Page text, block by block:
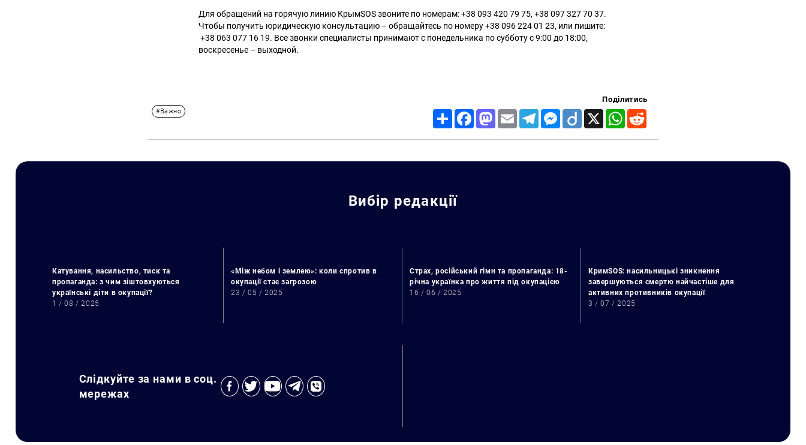
Для обращений на горячую линию КрымSOS звоните по номерам: +38 093 420 79 75, +38 097 327 70 37.
Чтобы получить юридическую консультацию – обращайтесь по номеру +38 096 224 01 23, или пишите:
+38 063 077 16 19. Все звонки специалисты принимают с понедельника по субботу с 9:00 до 18:00,
воскресенье – выходной.
#Важно
Поділитись
Share FacebookMastodon
Email TelegramMessenger
Diigo X WhatsApp
Вибір редакції
Катування, насильство, тиск та
пропаганда: з чим зіштовхуються
українські діти в окупації?
1 / 08 / 2025
«Між небом і землею»: коли спротив в
окупації стає загрозою
23 / 05 / 2025
Страх, російський гімн та пропаганда: 18-
річна українка про життя під окупацією
16 / 06 / 2025
КримSOS: насильницькі зникнення
завершуються смертю найчастіше для
активних противників окупації
3 / 07 / 2025
Слідкуйте за нами в соц.
мережах